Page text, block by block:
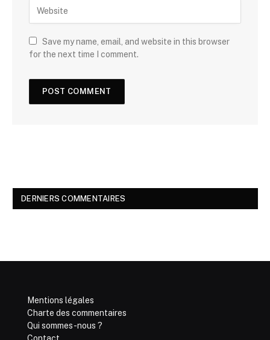
Save my name, email, and website in this browser
for the next time I comment.
DERNIERS COMMENTAIRES
Mentions légales
Charte des commentaires
Qui sommes-nous ?